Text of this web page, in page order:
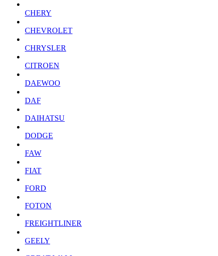
CHERY
CHEVROLET
CHRYSLER
CITROEN
DAEWOO
DAF
DAIHATSU
DODGE
FAW
FIAT
FORD
FOTON
FREIGHTLINER
GEELY